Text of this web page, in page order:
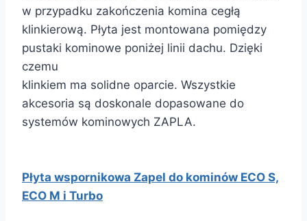
w przypadku zakończenia komina cegłą
klinkierową. Płyta jest montowana pomiędzy
pustaki kominowe poniżej linii dachu. Dzięki
czemu
klinkiem ma solidne oparcie. Wszystkie
akcesoria są doskonale dopasowane do
systemów kominowych ZAPLA.
Płyta wspornikowa Zapel do kominów ECO S,
ECO M i Turbo